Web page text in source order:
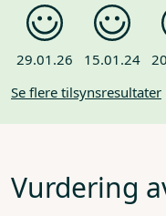
29.01.26 15.01.24
Se flere tilsynsresultater
Vurdering